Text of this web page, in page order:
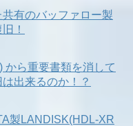
有のバッファロー製
！
から重要書類を消して
出来るのか！？
製LANDISK(HDL-XR